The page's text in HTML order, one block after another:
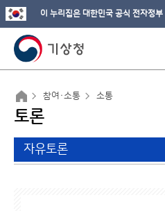
이 누리집은 대한민국 공식 전자정
참여·소통 소통
토론
자유토론